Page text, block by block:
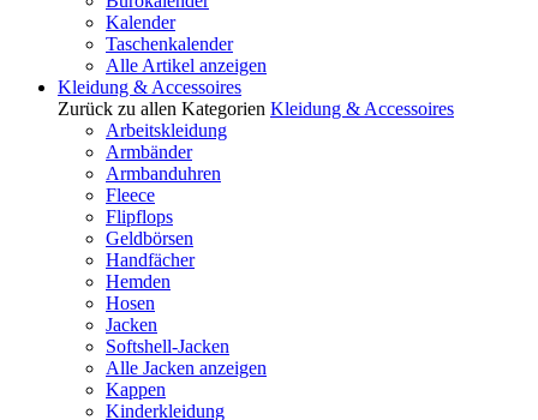
Kalender
Taschenkalender
Alle Artikel anzeigen
Kleidung & Accessoires
Zurück zu allen Kategorien Kleidung & Accessoires
Arbeitskleidung
Armbänder
Armbanduhren
Fleece
Flipflops
Geldbörsen
Handfächer
Hemden
Hosen
Jacken
Softshell-Jacken
Alle Jacken anzeigen
Kappen
Kinderkleidung